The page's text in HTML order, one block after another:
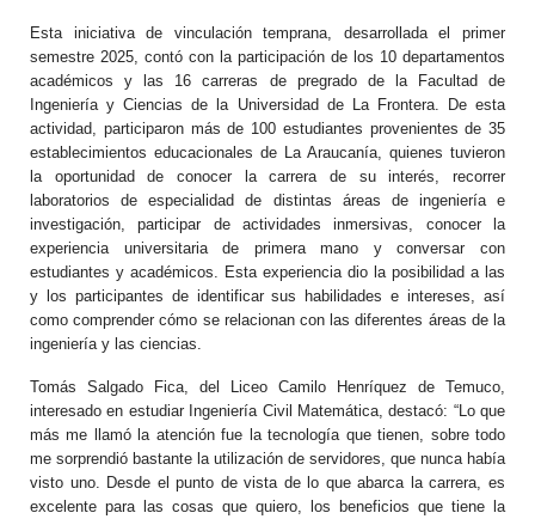
Esta iniciativa de vinculación temprana, desarrollada el primer
semestre 2025, contó con la participación de los 10 departamentos
académicos y las 16 carreras de pregrado de la Facultad de
Ingeniería y Ciencias de la Universidad de La Frontera. De esta
actividad, participaron más de 100 estudiantes provenientes de 35
establecimientos educacionales de La Araucanía, quienes tuvieron
la oportunidad de conocer la carrera de su interés, recorrer
laboratorios de especialidad de distintas áreas de ingeniería e
investigación, participar de actividades inmersivas, conocer la
experiencia universitaria de primera mano y conversar con
estudiantes y académicos. Esta experiencia dio la posibilidad a las
y los participantes de identificar sus habilidades e intereses, así
como comprender cómo se relacionan con las diferentes áreas de la
ingeniería y las ciencias.
Tomás Salgado Fica, del Liceo Camilo Henríquez de Temuco,
interesado en estudiar Ingeniería Civil Matemática, destacó: “Lo que
más me llamó la atención fue la tecnología que tienen, sobre todo
me sorprendió bastante la utilización de servidores, que nunca había
visto uno. Desde el punto de vista de lo que abarca la carrera, es
excelente para las cosas que quiero, los beneficios que tiene la